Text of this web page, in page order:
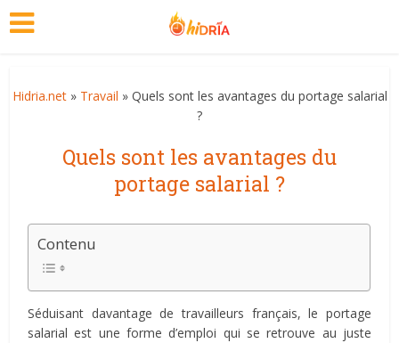
Hidria.net» Travail » Quels sont les avantages du portage salarial
?
Quels sont les avantages du
portage salarial ?
Contenu
Séduisant davantage de travailleurs français, le portage
salarial est une forme d’emploi qui se retrouve au juste